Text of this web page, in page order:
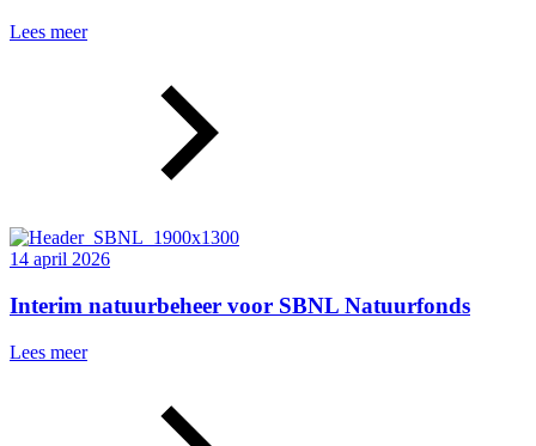
Lees meer
14 april 2026
Interim natuurbeheer voor SBNL Natuurfonds
Lees meer